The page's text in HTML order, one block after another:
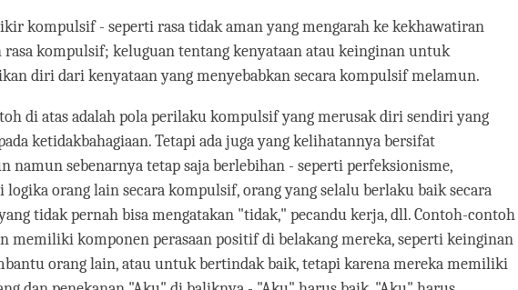
kompulsif - seperti rasa tidak aman yang mengarah ke kekhawatiran
rasa kompulsif; keluguan tentang kenyataan atau keinginan untuk
diri dari kenyataan yang menyebabkan secara kompulsif melamun.
di atas adalah pola perilaku kompulsif yang merusak diri sendiri yang
ketidakbahagiaan. Tetapi ada juga yang kelihatannya bersifat
namun sebenarnya tetap saja berlebihan - seperti perfeksionisme,
logika orang lain secara kompulsif, orang yang selalu berlaku baik secara
tidak pernah bisa mengatakan "tidak," pecandu kerja, dll. Contoh-contoh
memiliki komponen perasaan positif di belakang mereka, seperti keinginan
orang lain, atau untuk bertindak baik, tetapi karena mereka memiliki